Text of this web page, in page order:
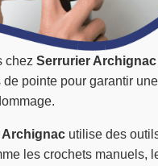
chez Serrurier Archignac
de pointe pour garantir
utilise des
les crochets manuels,